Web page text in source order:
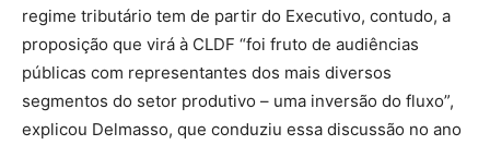
regime tributário tem de partir do Executivo, contudo, a
proposição que virá à CLDF “foi fruto de audiências
públicas com representantes dos mais diversos
segmentos do setor produtivo – uma inversão do fluxo”,
explicou Delmasso, que conduziu essa discussão no ano